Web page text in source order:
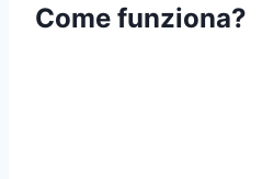
Come funziona?